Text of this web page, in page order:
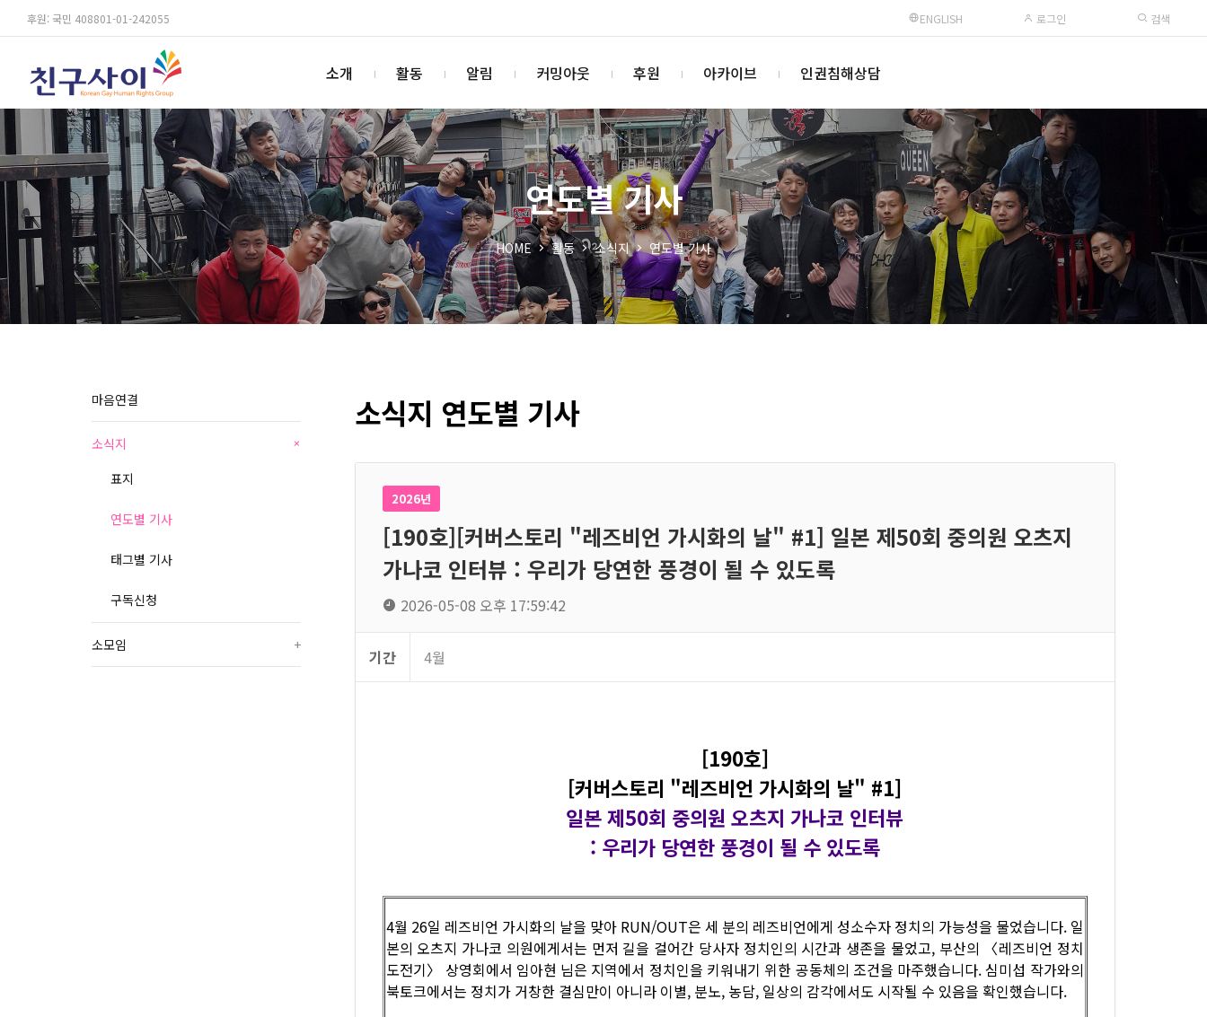
후원: 국민 408801-01-242055 ENGLISH 로그인 검색
소개 활동 알림 커밍아웃 후원 아카이브 인권침해상담
연도별 기사
HOME 활동 소식지 연도별 기사
마음연결
소식지 +
표지
연도별 기사
태그별 기사
구독신청
소모임 +
소식지 연도별 기사
2026년
[190호][커버스토리 "레즈비언 가시화의 날" #1] 일본 제50회 중의원 오츠지
가나코 인터뷰 : 우리가 당연한 풍경이 될 수 있도록
2026-05-08 오후 17:59:42
기간 4월
[190호]
[커버스토리 "레즈비언 가시화의 날" #1]
일본 제50회 중의원 오츠지 가나코 인터뷰
: 우리가 당연한 풍경이 될 수 있도록
4월 26일 레즈비언 가시화의 날을 맞아 RUN/OUT은 세 분의 레즈비언에게 성소수자 정치의 가능성을 물었습니다. 일
본의 오츠지 가나코 의원에게서는 먼저 길을 걸어간 당사자 정치인의 시간과 생존을 물었고, 부산의 〈레즈비언 정치
도전기〉 상영회에서 임아현 님은 지역에서 정치인을 키워내기 위한 공동체의 조건을 마주했습니다. 심미섭 작가와의
북토크에서는 정치가 거창한 결심만이 아니라 이별, 분노, 농담, 일상의 감각에서도 시작될 수 있음을 확인했습니다.